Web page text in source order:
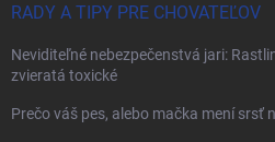
RADY A TIPY PRE CHOVATEĽOV
Neviditeľné nebezpečenstvá jari:
zvieratá toxické
Prečo váš pes, alebo mačka mení srsť